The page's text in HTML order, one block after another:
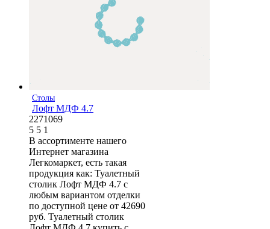
Столы
Лофт МДФ 4.7
2271069
5 5 1
В ассортименте нашего
Интернет магазина
Легкомаркет, есть такая
продукция как: Туалетный
столик Лофт МДФ 4.7 с
любым вариантом отделки
по доступной цене от 42690
руб. Туалетный столик